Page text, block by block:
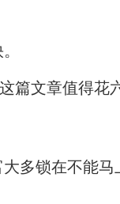
篇文章值得花
多锁在不能